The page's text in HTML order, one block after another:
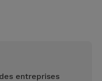
entreprises